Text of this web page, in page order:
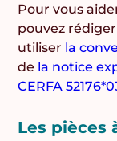
Pour vous
pouvez
utiliser la
de la notice
CERFA
Les pièces